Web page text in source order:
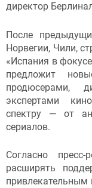
директор
После
Норвегии, Чили,
«Испания в
предложит
продюсерами,
экспертами
спектру — от
сериалов.
Согласно
расширять
привлекательным